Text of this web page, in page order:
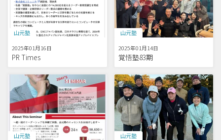
山元塾
2025年01月16日
PR Times
山元塾
2025年01月14日
覚悟塾83期
山元塾 山元塾